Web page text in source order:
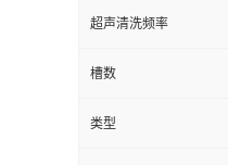
超声清洗频率
槽数
类型